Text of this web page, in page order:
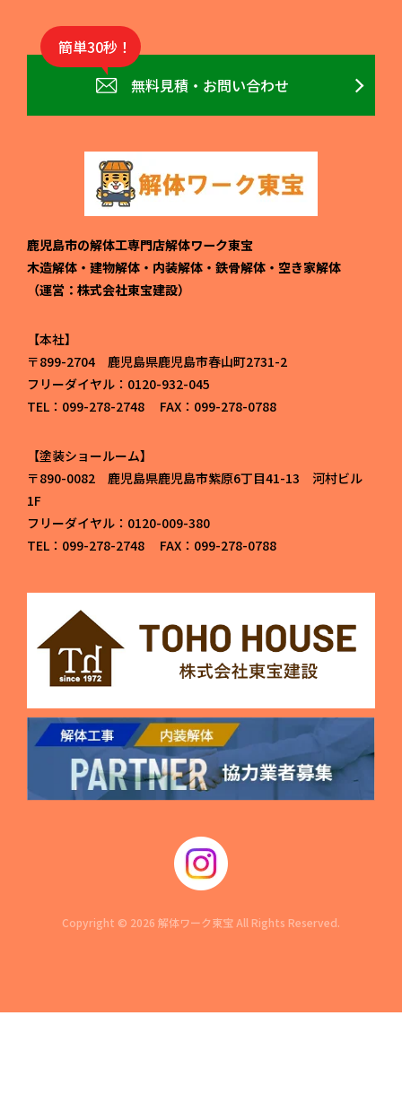
簡単30秒！
無料見積・お問い合わせ
鹿児島市の解体工専門店解体ワーク東宝
木造解体・建物解体・内装解体・鉄骨解体・空き家解体
（運営：株式会社東宝建設）
本社
〒899-2704 鹿児島県鹿児島市春山町2731-2
フリーダイヤル：0120-932-045
TEL：099-278-2748 FAX：099-278-0788
塗装ショールーム
〒890-0082 鹿児島県鹿児島市紫原6丁目41-13 河村ビル
1F
フリーダイヤル：0120-009-380
TEL：099-278-2748 FAX：099-278-0788
Copyright © 2026 解体ワーク東宝 All Rights Reserved.